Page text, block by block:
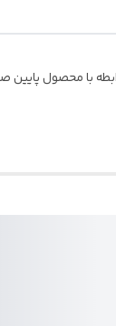
با محصول پایین